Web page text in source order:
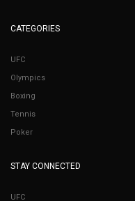
CATEGORIES
UFC
Olympics
Boxing
Tennis
Poker
STAY CONNECTED
UFC